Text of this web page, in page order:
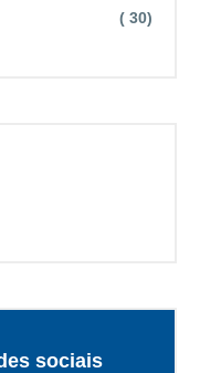
( 30)
sociais